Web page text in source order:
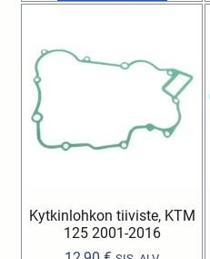
Kytkinlohkon tiiviste, KTM
125 2001-2016